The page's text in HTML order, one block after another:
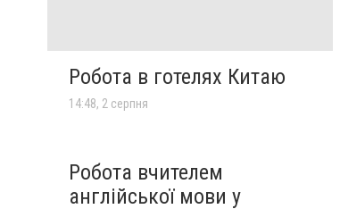
Робота в готелях Китаю
14:48, 2 серпня
Робота вчителем
англійської мови у